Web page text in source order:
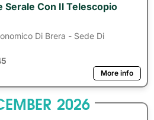
Con Il Telescopio
Di Brera - Sede Di
More info
2026